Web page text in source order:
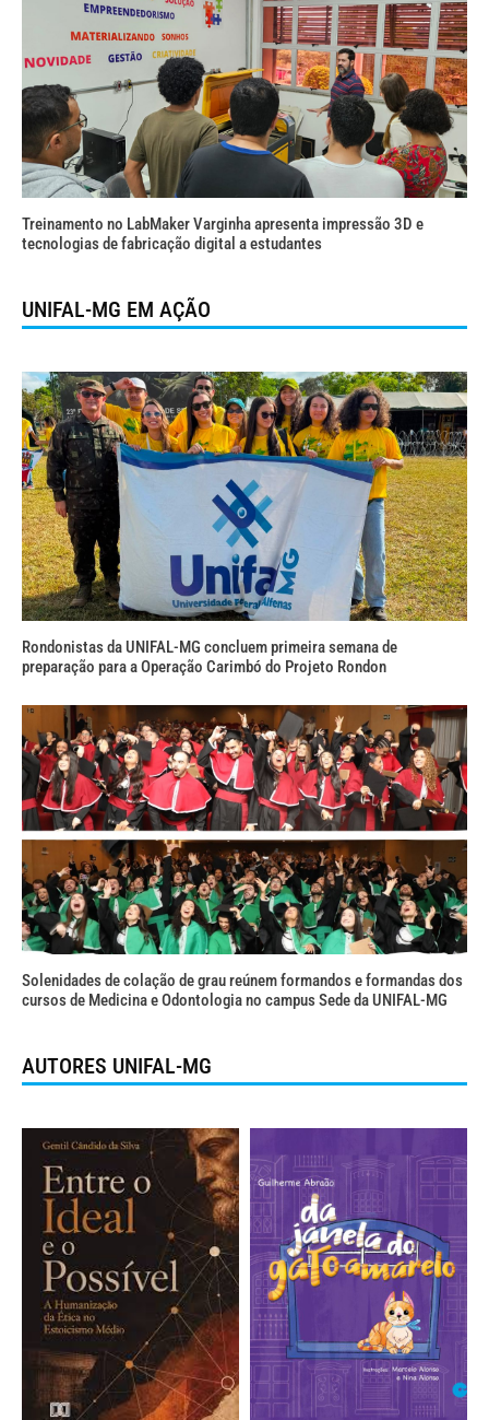
Treinamento no LabMaker Varginha apresenta impressão 3D e
tecnologias de fabricação digital a estudantes
UNIFAL-MG EM AÇÃO
Rondonistas da UNIFAL-MG concluem primeira semana de
preparação para a Operação Carimbó do Projeto Rondon
Solenidades de colação de grau reúnem formandos e formandas dos
cursos de Medicina e Odontologia no campus Sede da UNIFAL-MG
AUTORES UNIFAL-MG